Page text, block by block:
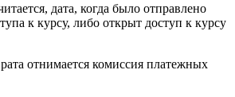
дата, когда было отправлено
к курсу, либо открыт доступ к курсу
отнимается комиссия платежных